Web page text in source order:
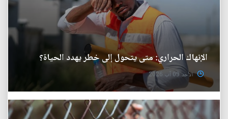
الإنهاك الحراري: متى يتحول إلى خطر يهدد الحياة؟
الأحد 09 آب 2026